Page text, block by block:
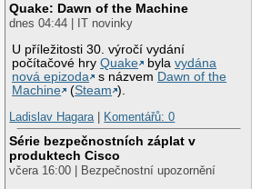
Quake: Dawn of the Machine
dnes 04:44 | IT novinky
U příležitosti 30. výročí vydání
počítačové hryQuake bylavydána
nová epizoda
s názvem Dawn of the
Machine
(Steam ).
Ladislav Hagara| Komentářů: 0
Série bezpečnostních záplat v
produktech Cisco
včera 16:00 | Bezpečnostní upozornění